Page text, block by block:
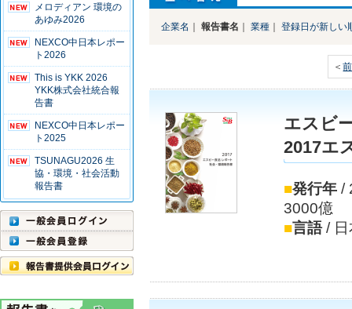
メロディアン 環境の
あゆみ2026
NEXCO中日本レポー
ト2026
This is YKK 2026
YKK株式会社統合報
告書
NEXCO中日本レポー
ト2025
TSUNAGU2026 生
協・環境・社会活動
報告書
企業名 ｜ 報告書名 ｜ 業種 ｜ 登録日が新しい
＜
エスビ
2017エ
■発行年 /
3000億
■言語/